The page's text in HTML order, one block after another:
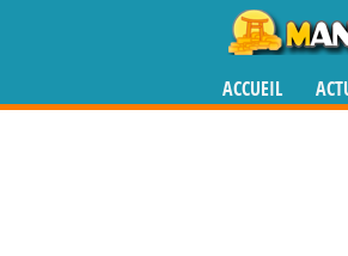
ACCUEIL